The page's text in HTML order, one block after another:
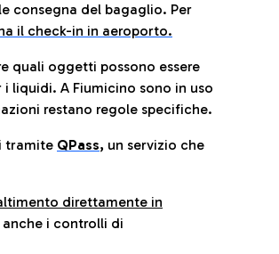
consegna del bagaglio. Per
il check-in in aeroporto.
quali oggetti possono essere
liquidi. A Fiumicino sono in uso
restano regole specifiche.
tramite QPass, un servizio che
direttamente in
i controlli di